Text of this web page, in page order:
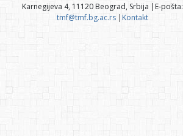
Karnegijeva 4, 11120 Beograd, Srbija |E-pošta:
tmf@tmf.bg.ac.rs|Kontakt